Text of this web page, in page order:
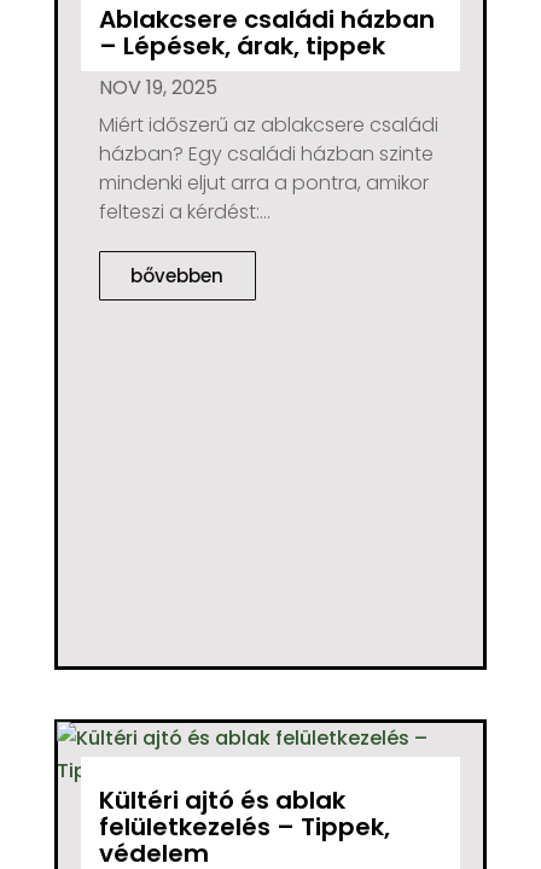
Ablakcsere családi házban
– Lépések, árak, tippek
NOV 19, 2025
Miért időszerű az ablakcsere családi
házban? Egy családi házban szinte
mindenki eljut arra a pontra, amikor
felteszi a kérdést:...
bővebben
Kültéri ajtó és ablak
felületkezelés – Tippek,
védelem